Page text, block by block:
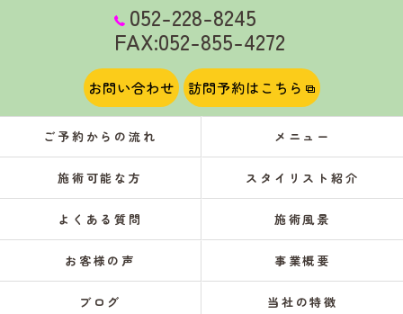
052-228-8245
FAX:052-855-4272
お問い合わせ 訪問予約はこちら
ご予約からの流れ メニュー
施術可能な方 スタイリスト紹介
よくある質問 施術風景
お客様の声 事業概要
ブログ 当社の特徴